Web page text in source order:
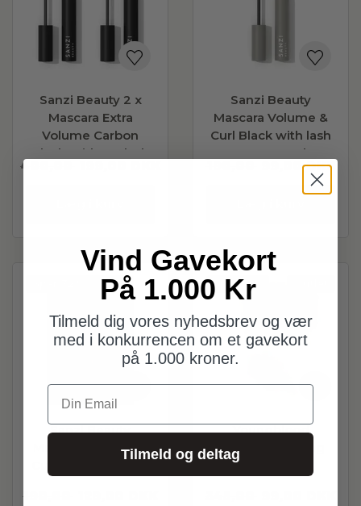
Sanzi Beauty 2 x
Mascara Extra
Volume Carbon
Black With Eyelash
400,00
Sanzi Beauty
Mascara Volume &
Curl Black with lash
serum 6 ml
DKK
Sanzi Beauty
Mascara Volume &
190,00
Spar 71%
Youngblood
Bronzer Defining
Truffle (Rich
Vind Gavekort
På 1.000 Kr
Tilmeld dig vores nyhedsbrev og vær
med i konkurrencen om et gavekort
på 1.000 kroner.
Din Email
Tilmeld og deltag